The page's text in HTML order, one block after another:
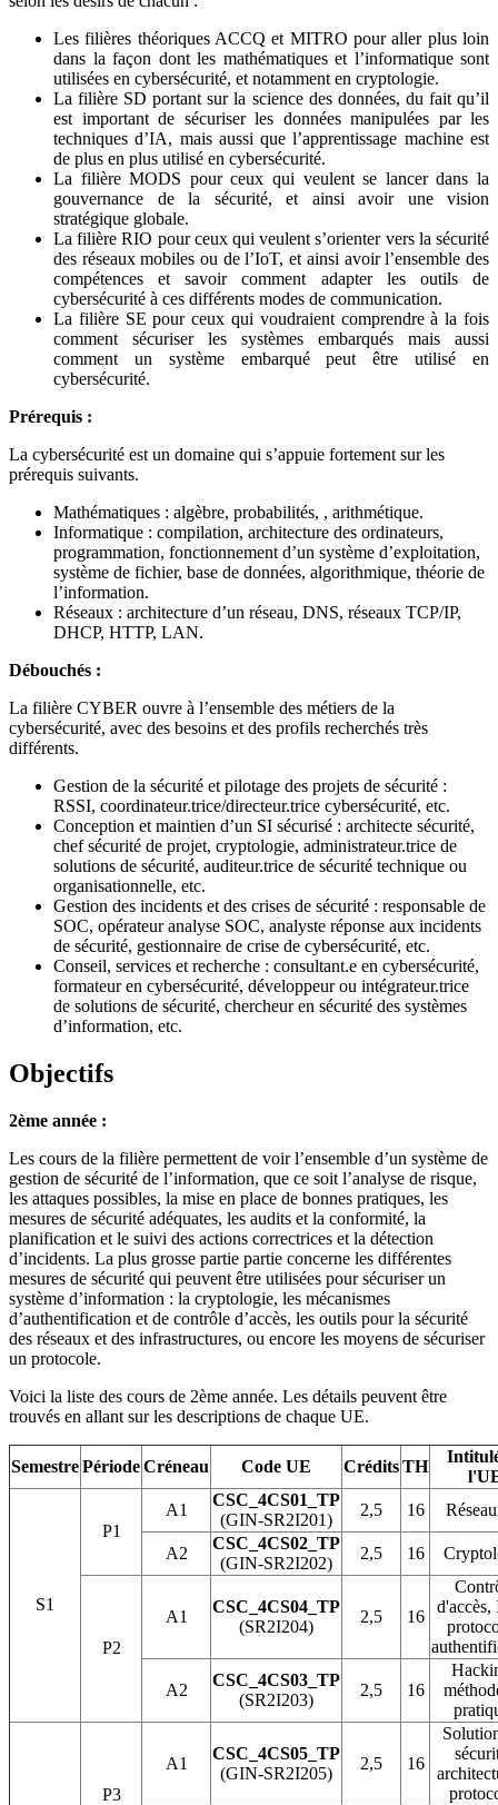
Les filières théoriques ACCQ et MITRO pour aller plus loin
dans la façon dont les mathématiques et l’informatique sont
utilisées en cybersécurité, et notamment en cryptologie.
La filière SD portant sur la science des données, du fait qu’il
est important de sécuriser les données manipulées par les
techniques d’IA, mais aussi que l’apprentissage machine est
de plus en plus utilisé en cybersécurité.
La filière MODS pour ceux qui veulent se lancer dans la
gouvernance de la sécurité, et ainsi avoir une vision
stratégique globale.
La filière RIO pour ceux qui veulent s’orienter vers la sécurité
des réseaux mobiles ou de l’IoT, et ainsi avoir l’ensemble des
compétences et savoir comment adapter les outils de
cybersécurité à ces différents modes de communication.
La filière SE pour ceux qui voudraient comprendre à la fois
comment sécuriser les systèmes embarqués mais aussi
comment un système embarqué peut être utilisé en
cybersécurité.
Prérequis :
La cybersécurité est un domaine qui s’appuie fortement sur les
prérequis suivants.
Mathématiques : algèbre, probabilités, , arithmétique.
Informatique : compilation, architecture des ordinateurs,
programmation, fonctionnement d’un système d’exploitation,
système de fichier, base de données, algorithmique, théorie de
l’information.
Réseaux : architecture d’un réseau, DNS, réseaux TCP/IP,
DHCP, HTTP, LAN.
Débouchés :
La filière CYBER ouvre à l’ensemble des métiers de la
cybersécurité, avec des besoins et des profils recherchés très
différents.
Gestion de la sécurité et pilotage des projets de sécurité :
RSSI, coordinateur.trice/directeur.trice cybersécurité, etc.
Conception et maintien d’un SI sécurisé : architecte sécurité,
chef sécurité de projet, cryptologie, administrateur.trice de
solutions de sécurité, auditeur.trice de sécurité technique ou
organisationnelle, etc.
Gestion des incidents et des crises de sécurité : responsable de
SOC, opérateur analyse SOC, analyste réponse aux incidents
de sécurité, gestionnaire de crise de cybersécurité, etc.
Conseil, services et recherche : consultant.e en cybersécurité,
formateur en cybersécurité, développeur ou intégrateur.trice
de solutions de sécurité, chercheur en sécurité des systèmes
d’information, etc.
Objectifs
2ème année :
Les cours de la filière permettent de voir l’ensemble d’un système de
gestion de sécurité de l’information, que ce soit l’analyse de risque,
les attaques possibles, la mise en place de bonnes pratiques, les
mesures de sécurité adéquates, les audits et la conformité, la
planification et le suivi des actions correctrices et la détection
d’incidents. La plus grosse partie partie concerne les différentes
mesures de sécurité qui peuvent être utilisées pour sécuriser un
système d’information : la cryptologie, les mécanismes
d’authentification et de contrôle d’accès, les outils pour la sécurité
des réseaux et des infrastructures, ou encore les moyens de sécuriser
un protocole.
Voici la liste des cours de 2ème année. Les détails peuvent être
trouvés en allant sur les descriptions de chaque UE.
SemestrePériodeCréneau Code UE CréditsTH
S1
P1
A1
CSC_4CS01_TP
(GIN-SR2I201)
2,5 16
A2
CSC_4CS02_TP
(GIN-SR2I202)
2,5 16
P2
A1
CSC_4CS04_TP
(SR2I204)
2,5 16
A2
CSC_4CS03_TP
(SR2I203)
2,5 16
P3
A1
CSC_4CS05_TP
(GIN-SR2I205)
2,5 16